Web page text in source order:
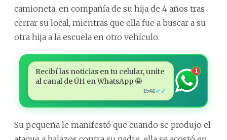
camioneta, en compañía de su hija de 4 años tras
cerrar su local, mientras que ella fue a buscar a su
otra hija a la escuela en otro vehículo.
Recibí las noticias en tu celular, unite
al canal de ÚH en WhatsApp 🤩
15:41 ✓✓
1
Su pequeña le manifestó que cuando se produjo el